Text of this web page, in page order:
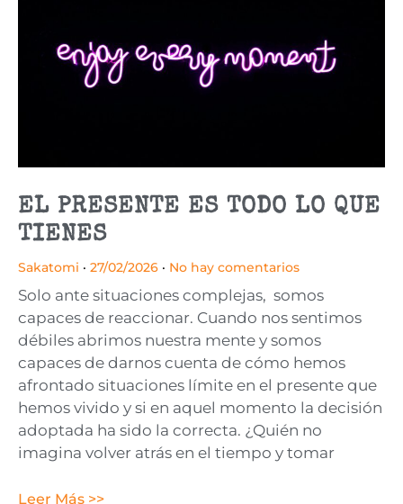
EL PRESENTE ES TODO LO QUE
TIENES
Sakatomi 27/02/2026 No hay comentarios
Solo ante situaciones complejas, somos
capaces de reaccionar. Cuando nos sentimos
débiles abrimos nuestra mente y somos
capaces de darnos cuenta de cómo hemos
afrontado situaciones límite en el presente que
hemos vivido y si en aquel momento la decisión
adoptada ha sido la correcta. ¿Quién no
imagina volver atrás en el tiempo y tomar
Leer Más >>